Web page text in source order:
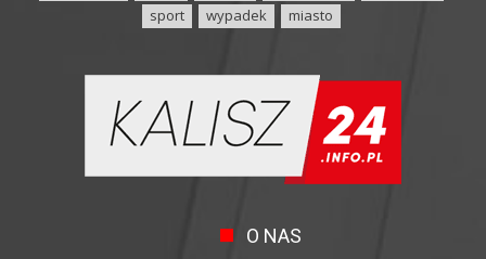
sport
wypadek miasto
O NAS